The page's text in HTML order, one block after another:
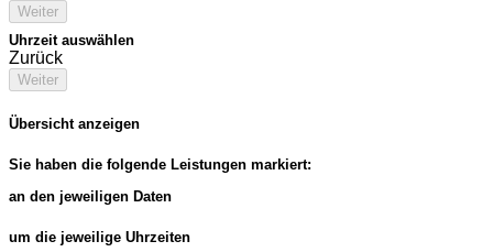
Weiter
Uhrzeit auswählen
Zurück
Weiter
Übersicht anzeigen
Sie haben die folgende Leistungen markiert:
an den jeweiligen Daten
um die jeweilige Uhrzeiten